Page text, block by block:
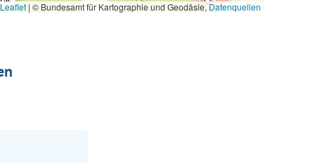
| © Bundesamt für Kartographie und Geodäsie,Datenquellen